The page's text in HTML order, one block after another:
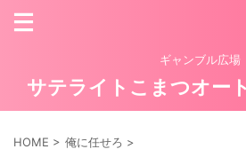
ギャンブル広場
サテライトこまつオー
HOME > 俺に任せろ >